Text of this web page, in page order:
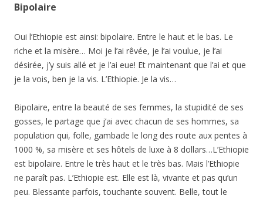
Bipolaire
Oui l’Ethiopie est ainsi: bipolaire. Entre le haut et le bas. Le
riche et la misère… Moi je l’ai rêvée, je l’ai voulue, je l’ai
désirée, j’y suis allé et je l’ai eue! Et maintenant que l’ai et que
je la vois, ben je la vis. L’Ethiopie. Je la vis…
Bipolaire, entre la beauté de ses femmes, la stupidité de ses
gosses, le partage que j’ai avec chacun de ses hommes, sa
population qui, folle, gambade le long des route aux pentes à
1000 %, sa misère et ses hôtels de luxe à 8 dollars…L’Ethiopie
est bipolaire. Entre le très haut et le très bas. Mais l’Ethiopie
ne paraît pas. L’Ethiopie est. Elle est là, vivante et pas qu’un
peu. Blessante parfois, touchante souvent. Belle, tout le